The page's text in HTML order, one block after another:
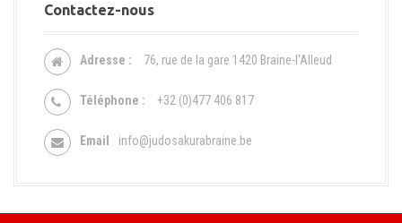
Contactez-nous
Adresse : 76, rue de la gare 1420 Braine-l'Alleud
Téléphone : +32 (0)477 406 817
Email info@judosakurabraine.be